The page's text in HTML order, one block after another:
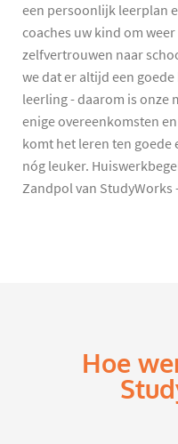
een persoonlijk leerplan
coaches uw kind om
zelfvertrouwen naar
we dat er altijd een
leerling - daarom is onze
enige overeenkomsten
komt het leren ten
nóg leuker.
Zandpol van StudyWorks
Hoe